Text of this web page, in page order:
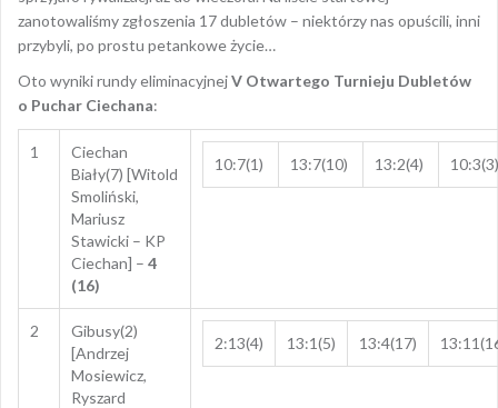
zanotowaliśmy zgłoszenia 17 dubletów – niektórzy nas opuścili, inni
przybyli, po prostu petankowe życie…
Oto wyniki rundy eliminacyjnejV Otwartego Turnieju Dubletów
o Puchar Ciechana:
1
Ciechan
Biały(7) [Witold
Smoliński,
Mariusz
Stawicki – KP
Ciechan] – 4
(16)
10:7(1) 13:7(10) 13:2(4) 10:3(3)
2
Gibusy(2)
[Andrzej
Mosiewicz,
Ryszard
2:13(4) 13:1(5) 13:4(17)